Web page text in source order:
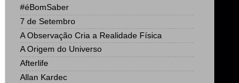
#éBomSaber
7 de Setembro
A Observação Cria a Realidade Física
A Origem do Universo
Afterlife
Allan Kardec